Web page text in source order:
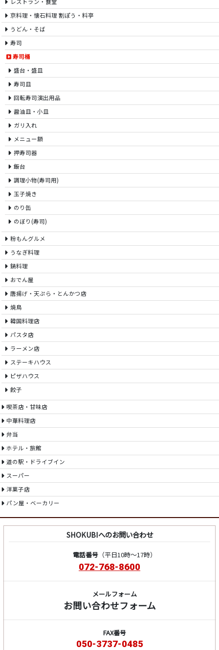
京料理・懐石料理 割ぽう・料亭
うどん・そば
寿司
寿司桶
盛台・盛皿
寿司皿
回転寿司演出用品
醤油皿・小皿
ガリ入れ
メニュー額
押寿司器
飯台
調理小物(寿司用)
玉子焼き
のり缶
のぼり(寿司)
粉もんグルメ
うなぎ料理
鍋料理
おでん屋
唐揚げ・天ぷら・とんかつ店
焼鳥
韓国料理店
パスタ店
ラーメン店
ステーキハウス
ピザハウス
餃子
喫茶店・甘味店
中華料理店
弁当
ホテル・旅館
道の駅・ドライブイン
スーパー
洋菓子店
パン屋・ベーカリー
SHOKUBIへのお問い合わせ
電話番号（平日10時～17時）
072-768-8600
メールフォーム
お問い合わせフォーム
FAX番号
050-3737-0485